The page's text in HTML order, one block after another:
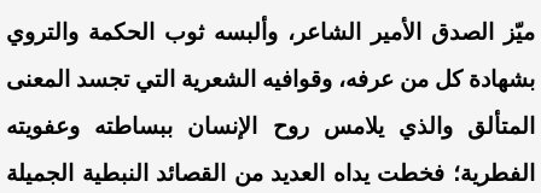
ميّز الصدق الأمير الشاعر، وألبسه ثوب الحكمة والتروي
بشهادة كل من عرفه، وقوافيه الشعرية التي تجسد المعنى
المتألق والذي يلامس روح الإنسان ببساطته وعفويته
الفطرية؛ فخطت يداه العديد من القصائد النبطية الجميلة